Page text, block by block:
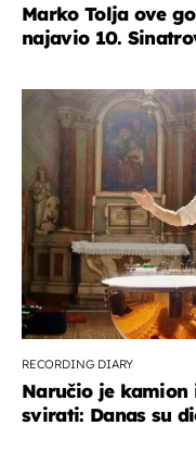
Marko Tolja ove
najavio 10.
RECORDING DIARY
Naručio je kamion
svirati: Danas su